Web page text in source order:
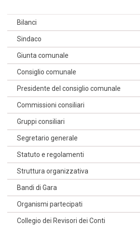
Bilanci
Sindaco
Giunta comunale
Consiglio comunale
Presidente del consiglio comunale
Commissioni consiliari
Gruppi consiliari
Segretario generale
Statuto e regolamenti
Struttura organizzativa
Bandi di Gara
Organismi partecipati
Collegio dei Revisori dei Conti